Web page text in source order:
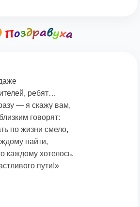
ребят…
— я скажу вам,
говорят:
по жизни смело,
найти,
каждому хотелось.
пути!»